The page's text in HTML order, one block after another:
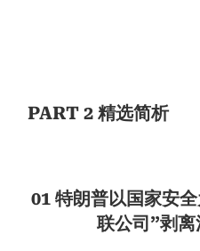
PART 2 精选简析
01 特朗普以国家安
联公司”剥